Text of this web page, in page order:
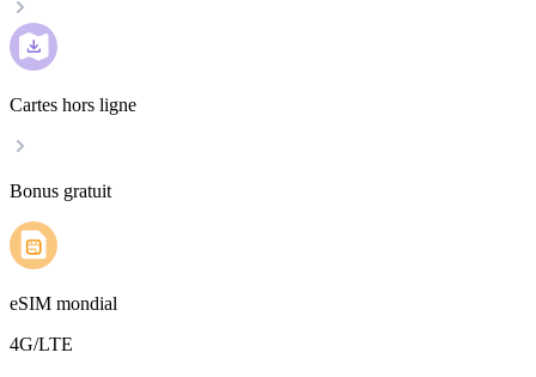
Cartes hors ligne
Bonus gratuit
eSIM mondial
4G/LTE